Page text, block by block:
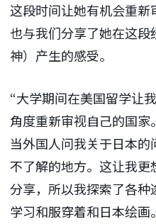
这段时间让她有机会重
也与我们分享了她在这
神）产生的感受。
“大学期间在美国留学让
角度重新审视自己的国家
当外国人问我关于日本
不了解的地方。这让我
分享，所以我探索了各种
学习和服穿着和日本绘画。